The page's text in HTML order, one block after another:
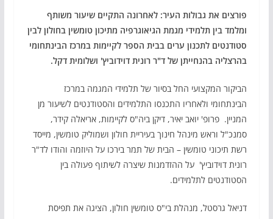
פורצים את גבולות העיר: לאחרונה התקיים שיעור משותף
ומלמד בין תלמידי מגמת הגיאוגרפיה מתיכון טומשין בחולון לבין
סטודנטים לתכנון ערים בבית הספר לקיימות במרכז הבינתחומי
בהרצליה בהנחייתן של ד"ר רונית דוידוביץ' ושלומית דקל.
הביקור המקצועי החל בסיור של תלמידי המגמה במרכז
הבינתחומי ולאחריו התכנסו התלמידים והסטודנטים לשיעור מן
המניין. פרופ' יואב יאיר, דיקן ביה"ס לקיימות, אריאלה קידר,
סמנכ"ל וראש מינהל חינוך בעיריית חולון ושמוליק טומשין, מייסד
רשת תיכוני טומשין – הבית של תמר בירכו על היוזמה והודו לד"ר
רונית דוידוביץ' על ההזדמנות שיצרה לשיתוף פעולה בין
הסטודנטים לתלמידים.
דניאל גרסטל, מנהלת בי"ס טומשין חולון, הציגה את תפיסת